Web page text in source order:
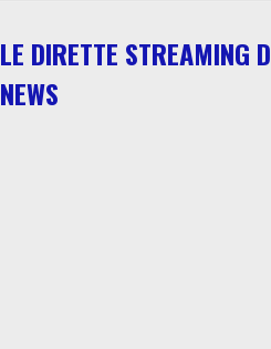
DIRETTE STREAMING